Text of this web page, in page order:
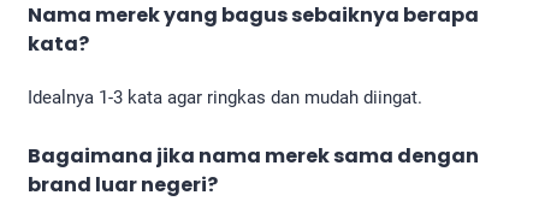
Nama merek yang bagus sebaiknya berapa
kata?
Idealnya 1-3 kata agar ringkas dan mudah diingat.
Bagaimana jika nama merek sama dengan
brand luar negeri?